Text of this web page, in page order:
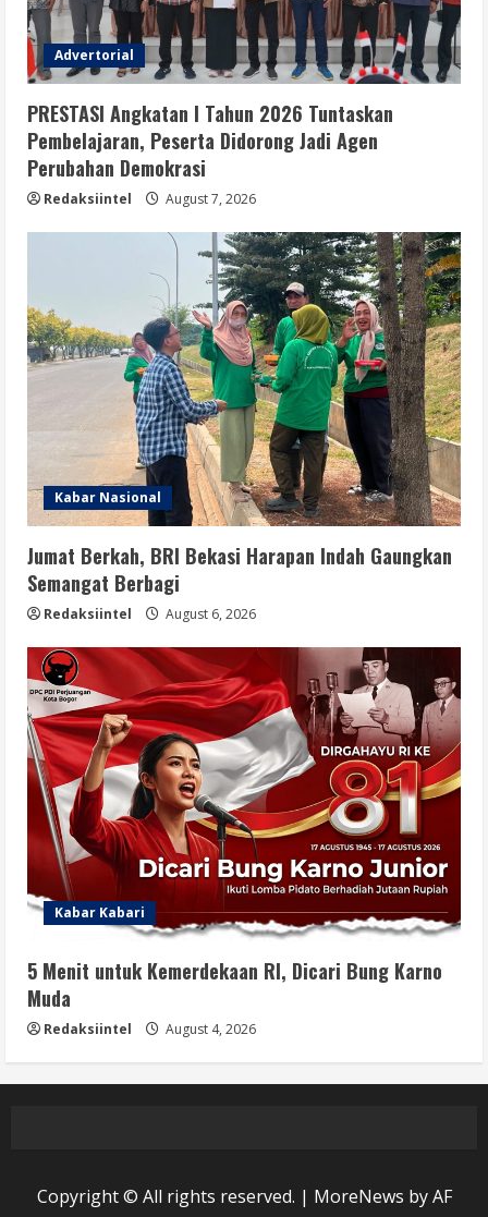
Advertorial
PRESTASI Angkatan I Tahun 2026 Tuntaskan
Pembelajaran, Peserta Didorong Jadi Agen
Perubahan Demokrasi
Redaksiintel August 7, 2026
Kabar Nasional
Jumat Berkah, BRI Bekasi Harapan Indah Gaungkan
Semangat Berbagi
Redaksiintel August 6, 2026
Kabar Kabari
5 Menit untuk Kemerdekaan RI, Dicari Bung Karno
Muda
Redaksiintel August 4, 2026
Copyright © All rights reserved. | MoreNews by AF